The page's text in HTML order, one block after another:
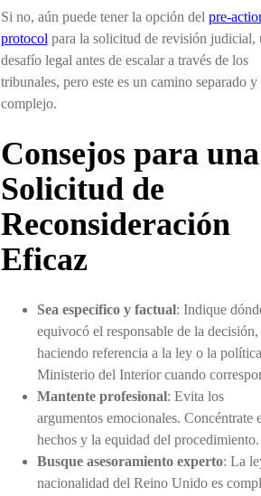
Si no, aún puede tener la opción del pre-
protocol para la solicitud de revisión judicial,
desafío legal antes de escalar a través de los
tribunales, pero este es un camino separado y
complejo.
Consejos para una
Solicitud de
Reconsideración
Eficaz
Sea específico y factual: Indique
equivocó el responsable de la decisión,
haciendo referencia a la ley o la
Ministerio del Interior cuando
Mantente profesional: Evita los
argumentos emocionales. Concéntrate
hechos y la equidad del procedimiento.
Busque asesoramiento experto: La
nacionalidad del Reino Unido es